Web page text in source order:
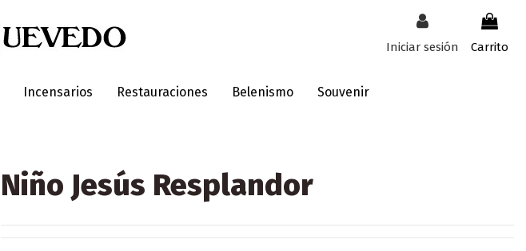
Iniciar sesión Carrito
Incensarios Restauraciones Belenismo Souvenir
Niño Jesús Resplandor